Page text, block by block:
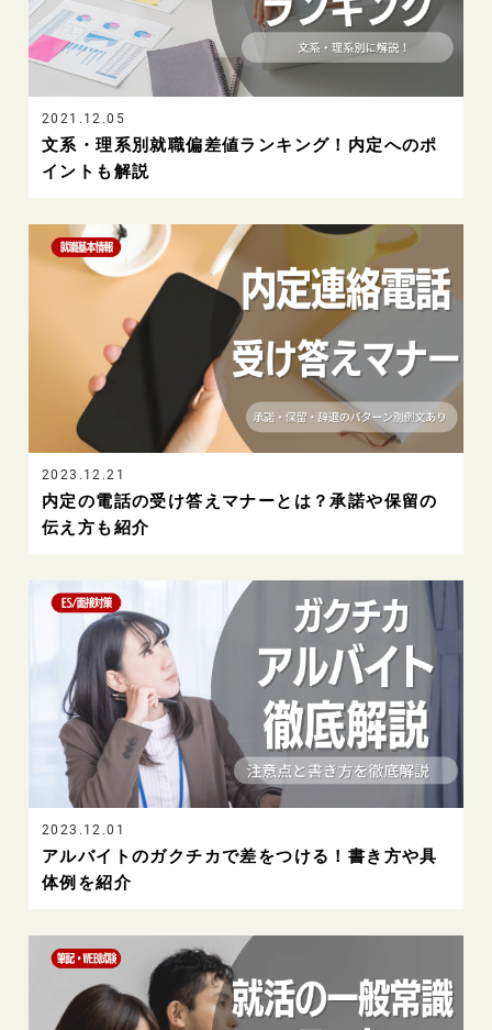
2021.12.05
文系・理系別就職偏差値ランキング！内定へのポ
イントも解説
2023.12.21
内定の電話の受け答えマナーとは？承諾や保留の
伝え方も紹介
2023.12.01
アルバイトのガクチカで差をつける！書き方や具
体例を紹介